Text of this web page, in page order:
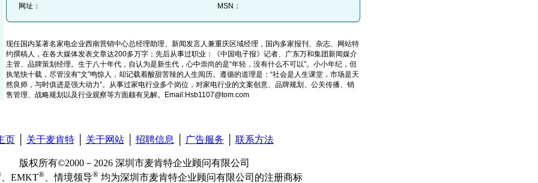
网址： MSN：
现任国内某著名家电企业西南营销中心总经理助理、新闻发言人兼重庆区域经理，国内多家报刊、杂志、网站特
约撰稿人，在各大媒体发表文章达200多万字；先后从事过职业：《中国电子报》记者、广东万和集团新闻媒介
主管、品牌策划经理。生于八十年代，自认为是新生代，心中崇尚的是“年轻，没有什么不可以”。小小年纪，但
执笔快十载，尽管没有“文”鸣惊人，却记载着酸甜苦辣的人生阅历。遵循的道理是：“社会是人生课堂，市场是天
然良师，与时俱进是强大动力”。从事过家电行业多个岗位，对家电行业的文案创意、品牌规划、公关传播、销
售管理、战略规划以及行业观察等方面颇有见解。Email:Hsb1107@tom.com
页│ 关于麦肯特│ 关于网站│ 招聘信息 广告服务 联系方法
版权所有©2000－2026 深圳市麦肯特企业顾问有限公司
、EMKT® 、情境领导® 均为深圳市麦肯特企业顾问有限公司的注册商标